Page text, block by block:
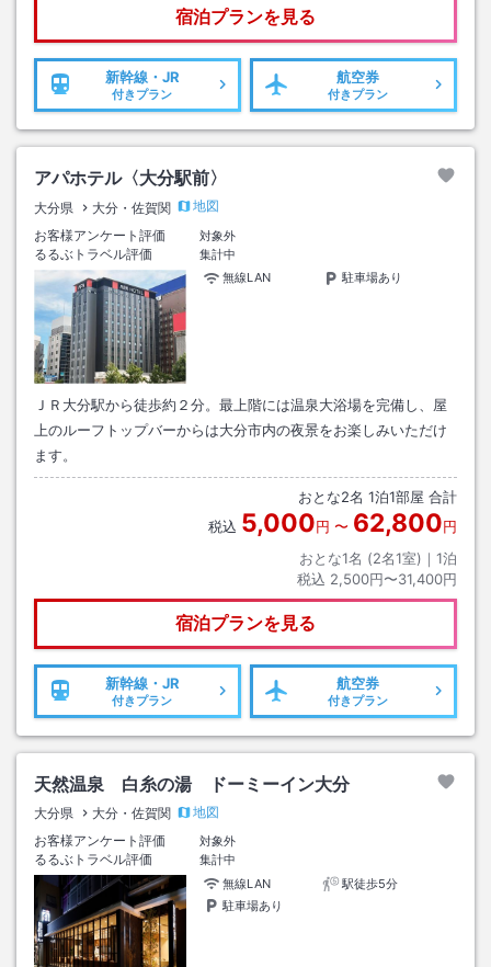
宿泊プランを見る
新幹線・JR
付きプラン
航空券
付きプラン
アパホテル〈大分駅前〉
大分県 大分・佐賀関
地図
お客様アンケート評価
対象外
るるぶトラベル評価
集計中
無線LAN
駐車場あり
ＪＲ大分駅から徒歩約２分。最上階には温泉大浴場を完備し、屋
上のルーフトップバーからは大分市内の夜景をお楽しみいただけ
ます。
おとな2名 1泊1部屋 合計
税込 5,000円 〜 62,800円
おとな1名 (2名1室)｜ 1泊
税込 2,500円〜31,400円
宿泊プランを見る
新幹線・JR
付きプラン
航空券
付きプラン
天然温泉 白糸の湯 ドーミーイン大分
大分県 大分・佐賀関
地図
お客様アンケート評価
対象外
るるぶトラベル評価
集計中
無線LAN
駅徒歩5分
駐車場あり